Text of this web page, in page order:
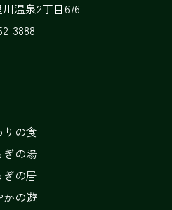
温泉2丁目676
3888
りの食
ぎの湯
ぎの居
かの遊